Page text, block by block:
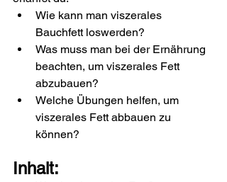
Wie kann man viszerales
Bauchfett loswerden?
Was muss man bei der Ernährung
beachten, um viszerales Fett
abzubauen?
Welche Übungen helfen, um
viszerales Fett abbauen zu
können?
Inhalt: